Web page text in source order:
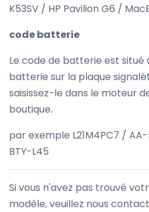
K53SV / HP Pavilion G6 /
code batterie
Le code de batterie est situé
batterie sur la plaque
saisissez-le dans le moteur
boutique.
par exemple L21M4PC7 /
BTY-L45
Si vous n'avez pas trouvé
modèle, veuillez nous